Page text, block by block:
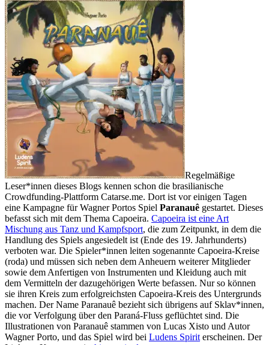
Regelmäßige
Leser*innen dieses Blogs kennen schon die brasilianische
Crowdfunding-Plattform Catarse.me. Dort ist vor einigen Tagen
eine Kampagne für Wagner Portos Spiel Paranauê gestartet. Dieses
befasst sich mit dem Thema Capoeira. Capoeira ist eine Art
Mischung aus Tanz und Kampfsport, die zum Zeitpunkt, in dem die
Handlung des Spiels angesiedelt ist (Ende des 19. Jahrhunderts)
verboten war. Die Spieler*innen leiten sogenannte Capoeira-Kreise
(roda) und müssen sich neben dem Anheuern weiterer Mitglieder
sowie dem Anfertigen von Instrumenten und Kleidung auch mit
dem Vermitteln der dazugehörigen Werte befassen. Nur so können
sie ihren Kreis zum erfolgreichsten Capoeira-Kreis des Untergrunds
machen. Der Name Paranauê bezieht sich übrigens auf Sklav*innen,
die vor Verfolgung über den Paraná-Fluss geflüchtet sind. Die
Illustrationen von Paranauê stammen von Lucas Xisto und Autor
Wagner Porto, und das Spiel wird bei Ludens Spirit erscheinen. Der